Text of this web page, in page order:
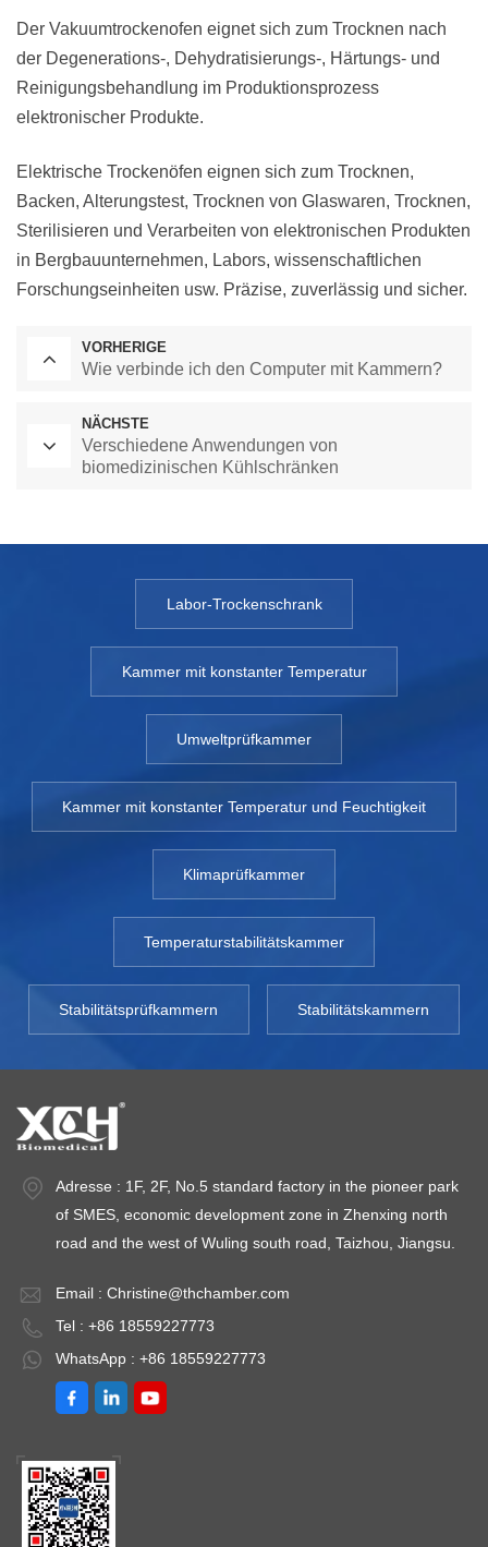
Der Vakuumtrockenofen eignet sich zum Trocknen nach
der Degenerations-, Dehydratisierungs-, Härtungs- und
Reinigungsbehandlung im Produktionsprozess
elektronischer Produkte.
Elektrische Trockenöfen eignen sich zum Trocknen,
Backen, Alterungstest, Trocknen von Glaswaren, Trocknen,
Sterilisieren und Verarbeiten von elektronischen Produkten
in Bergbauunternehmen, Labors, wissenschaftlichen
Forschungseinheiten usw. Präzise, ​​zuverlässig und sicher.
VORHERIGE
Wie verbinde ich den Computer mit Kammern?
NÄCHSTE
Verschiedene Anwendungen von
biomedizinischen Kühlschränken
Labor-Trockenschrank
Kammer mit konstanter Temperatur
Umweltprüfkammer
Kammer mit konstanter Temperatur und Feuchtigkeit
Klimaprüfkammer
Temperaturstabilitätskammer
Stabilitätsprüfkammern Stabilitätskammern
Adresse : 1F, 2F, No.5 standard factory in the pioneer park
of SMES, economic development zone in Zhenxing north
road and the west of Wuling south road, Taizhou, Jiangsu.
Email : Christine@thchamber.com
Tel : +86 18559227773
WhatsApp : +86 18559227773